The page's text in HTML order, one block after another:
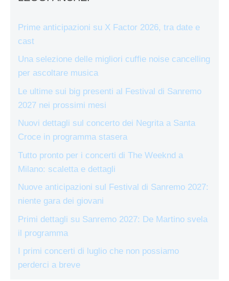
Prime anticipazioni su X Factor 2026, tra date e
cast
Una selezione delle migliori cuffie noise cancelling
per ascoltare musica
Le ultime sui big presenti al Festival di Sanremo
2027 nei prossimi mesi
Nuovi dettagli sul concerto dei Negrita a Santa
Croce in programma stasera
Tutto pronto per i concerti di The Weeknd a
Milano: scaletta e dettagli
Nuove anticipazioni sul Festival di Sanremo 2027:
niente gara dei giovani
Primi dettagli su Sanremo 2027: De Martino svela
il programma
I primi concerti di luglio che non possiamo
perderci a breve